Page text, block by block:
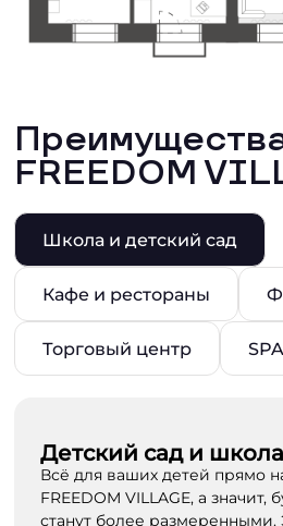
FREEDOM
Школа и детский сад
Кафе и рестораны
Торговый центр
Детский сад и школа
Всё для ваших детей прямо
FREEDOM VILLAGE, а
станут более